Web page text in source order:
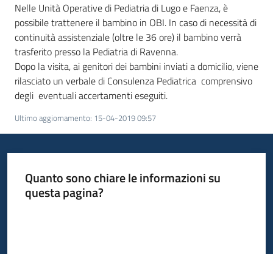
Nelle Unità Operative di Pediatria di Lugo e Faenza, è
possibile trattenere il bambino in OBI. In caso di necessità di
continuità assistenziale (oltre le 36 ore) il bambino verrà
trasferito presso la Pediatria di Ravenna.
Dopo la visita, ai genitori dei bambini inviati a domicilio, viene
rilasciato un verbale di Consulenza Pediatrica comprensivo
degli eventuali accertamenti eseguiti.
Ultimo aggiornamento: 15-04-2019 09:57
Quanto sono chiare le informazioni su
questa pagina?